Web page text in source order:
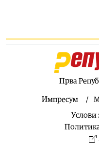
запалена трева при
Нуклеарката
производството за 20%
05.08.2026
Клековски:
вработувања и
Прва
Импресум
Услови